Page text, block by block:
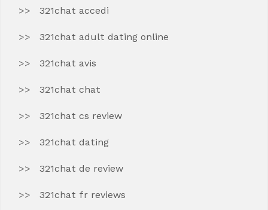
321chat accedi
321chat adult dating online
321chat avis
321chat chat
321chat cs review
321chat dating
321chat de review
321chat fr reviews